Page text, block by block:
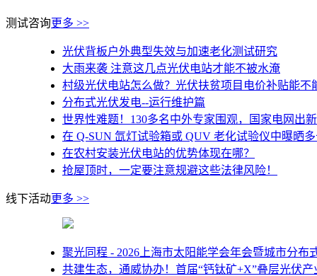
测试咨询更多 >>
光伏背板户外典型失效与加速老化测试研究
大雨来袭 注意这几点光伏电站才能不被水淹
村级光伏电站怎么做？光伏扶贫项目电价补贴能不
分布式光伏发电--运行维护篇
世界性难题！130多名中外专家围观，国家电网出
在 Q-SUN 氙灯试验箱或 QUV 老化试验仪中曝晒
在农村安装光伏电站的优势体现在哪？
抢屋顶时，一定要注意规避这些法律风险！
线下活动更多 >>
聚光同程 - 2026上海市太阳能学会年会暨城市分
共建生态，通威协办！首届“钙钛矿+X”叠层光伏